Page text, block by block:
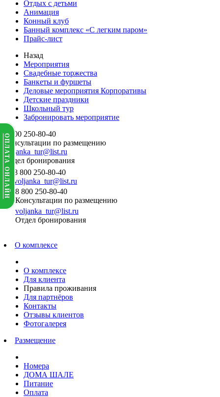
Отдых с детьми
Анимация
Конный клуб
Банный комплекс «С легким паром»
Прайс-лист
Назад
Мероприятия
Свадебные торжества
Банкеты и фуршеты
Деловые мероприятия Корпоративы
Детские праздники
Школьный тур
Забронировать мероприятие
8 800 250-80-40
Консультации по размещению
voljanka_tur@list.ru
Отдел бронирования
8 800 250-80-40
voljanka_tur@list.ru
8 800 250-80-40
Консультации по размещению
voljanka_tur@list.ru
Отдел бронирования
О комплексе
О комплексе
Для клиента
Правила проживания
Для партнёров
Контакты
Отзывы клиентов
Фотогалерея
Размещение
Номера
ДОМА ШАЛЕ
Питание
Оплата
ОПЛАТА ОНЛАЙН